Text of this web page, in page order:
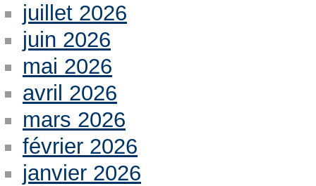
juillet 2026
juin 2026
mai 2026
avril 2026
mars 2026
février 2026
janvier 2026